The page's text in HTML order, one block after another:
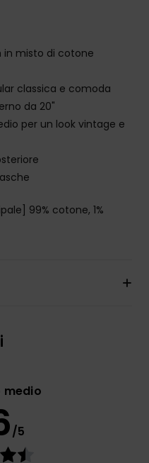
in misto di cotone
classica e comoda
da 20"
per un look vintage e
99% cotone, 1%
medio
/5